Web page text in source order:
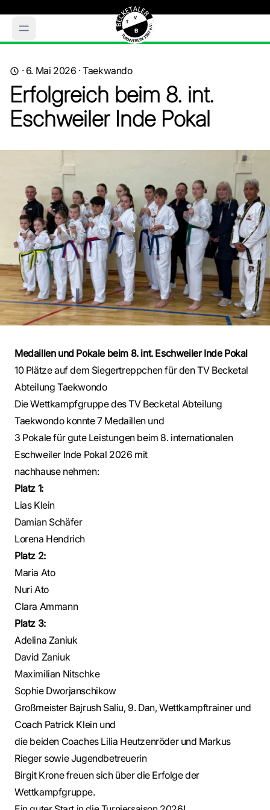
· 6. Mai 2026 ·Taekwando
Erfolgreich beim 8. int.
Eschweiler Inde Pokal
Medaillen und Pokale beim 8. int. Eschweiler Inde Pokal
10 Plätze auf dem Siegertreppchen für den TV Becketal
Abteilung Taekwondo
Die Wettkampfgruppe des TV Becketal Abteilung
Taekwondo konnte 7 Medaillen und
3 Pokale für gute Leistungen beim 8. internationalen
Eschweiler Inde Pokal 2026 mit
nachhause nehmen:
Platz 1:
Lias Klein
Damian Schäfer
Lorena Hendrich
Platz 2:
Maria Ato
Nuri Ato
Clara Ammann
Platz 3:
Adelina Zaniuk
David Zaniuk
Maximilian Nitschke
Sophie Dworjanschikow
Großmeister Bajrush Saliu, 9. Dan, Wettkampftrainer und
Coach Patrick Klein und
die beiden Coaches Lilia Heutzenröder und Markus
Rieger sowie Jugendbetreuerin
Birgit Krone freuen sich über die Erfolge der
Wettkampfgruppe.